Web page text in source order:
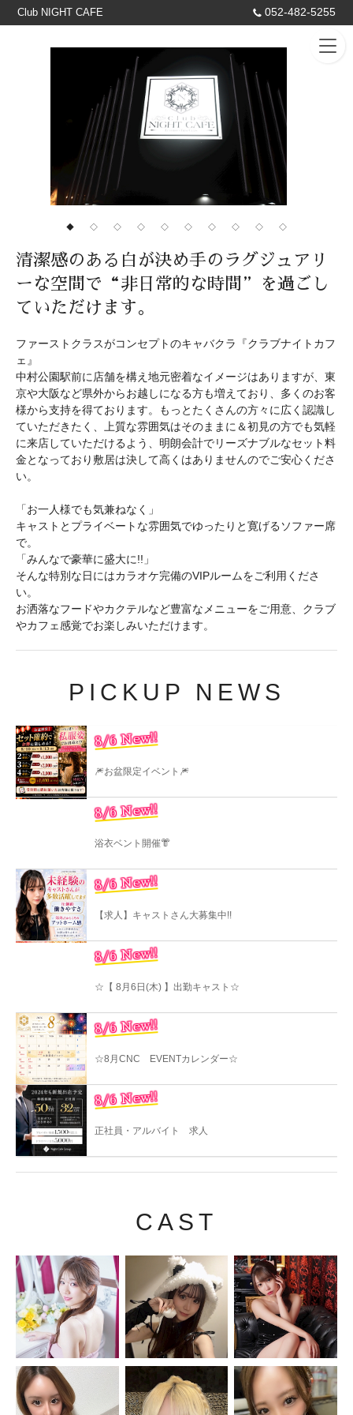
Club NIGHT CAFE 052-482-5255
◆ ◇ ◇ ◇ ◇ ◇ ◇ ◇ ◇ ◇
清潔感のある白が決め手のラグジュアリ
ーな空間で“非日常的な時間”を過ごし
ていただけます。
ファーストクラスがコンセプトのキャバクラ『クラブナイトカフ
ェ』
中村公園駅前に店舗を構え地元密着なイメージはありますが、東
京や大阪など県外からお越しになる方も増えており、多くのお客
様から支持を得ております。もっとたくさんの方々に広く認識し
ていただきたく、上質な雰囲気はそのままに＆初見の方でも気軽
に来店していただけるよう、明朗会計でリーズナブルなセット料
金となっており敷居は決して高くはありませんのでご安心くださ
い。
「お一人様でも気兼ねなく」
キャストとプライベートな雰囲気でゆったりと寛げるソファー席
で。
「みんなで豪華に盛大に!!」
そんな特別な日にはカラオケ完備のVIPルームをご利用くださ
い。
お洒落なフードやカクテルなど豊富なメニューをご用意、クラブ
やカフェ感覚でお楽しみいただけます。
PICKUP NEWS
8/6 New!!
🎆お盆限定イベント🎆
8/6 New!!
浴衣ベント開催👘
8/6 New!!
【求人】キャストさん大募集中!!
8/6 New!!
☆【 8月6日(木) 】出勤キャスト☆
8/6 New!!
☆8月CNC EVENTカレンダー☆
8/6 New!!
正社員・アルバイト 求人
CAST